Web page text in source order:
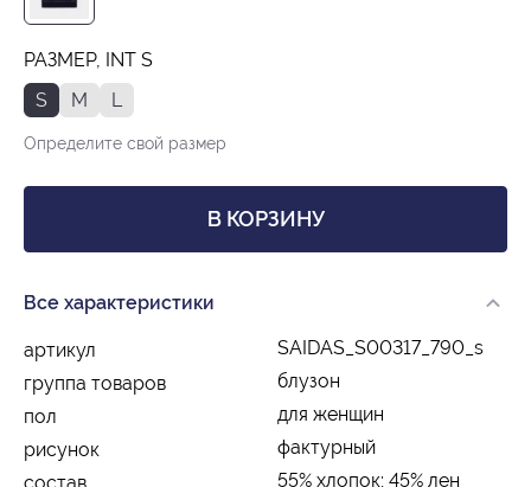
РАЗМЕР, INT S
S
M L
Определите свой размер
В КОРЗИНУ
Все характеристики
артикул
SAIDAS_S00317_790_s
группа товаров
блузон
пол
для женщин
рисунок
фактурный
55% хлопок; 45% лен